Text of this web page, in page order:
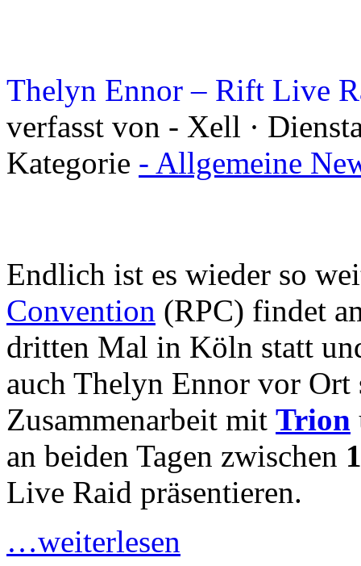
Thelyn Ennor – Rift Live
verfasst von - Xell ·
Kategorie - Allgemeine
Endlich ist es wieder so
Convention (RPC) findet
dritten Mal in Köln statt
auch Thelyn Ennor vor
Zusammenarbeit mit Trion
an beiden Tagen zwischen
Live Raid präsentieren.
…weiterlesen